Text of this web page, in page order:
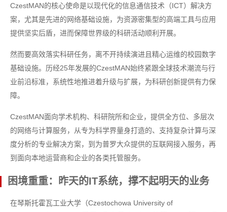
CzestMAN的核心使命是以现代化的信息通信技术（ICT）解决方
案，尤其是先进的网络基础设施，为资源密集型的高端工具与应用
提供坚实后盾，进而保障世界级的科研活动顺利开展。
然而要高效落实科研任务，离不开持续演进且精心运维的校园数字
基础设施。历经25年发展的CzestMAN始终紧跟全球技术潮流与行
业前沿标准，系统性地推进着升级与扩展，为科研创新提供有力保
障。
CzestMAN面向学术机构、科研院所和企业，提供全方位、多层次
的网络与计算服务，从专为科学界量身打造的、支持复杂计算与深
度分析的专业解决方案，到为普罗大众提供的互联网接入服务，再
到面向本地运营商和企业的各类托管服务。
困境重重：昨天的IT系统，撑不起明天的业务
在琴斯托霍瓦工业大学（Czestochowa University of